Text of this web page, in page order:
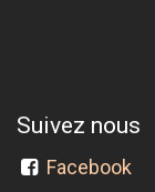
Suivez nous
Facebook